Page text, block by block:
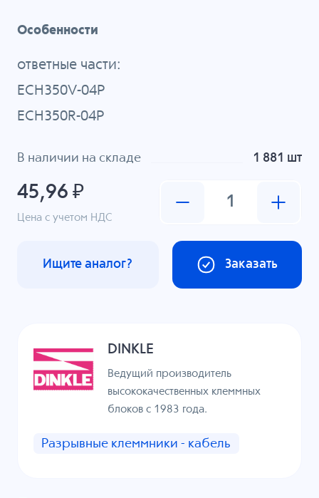
Особенности
ответные части:
ECH350V-04P
ECH350R-04P
В наличии на складе 1 881 шт
45,96 ₽
Цена с учетом НДС
Заказать
Ищите аналог?
DINKLE
Ведущий производитель
высококачественных клеммных
блоков с 1983 года.
Разрывные клеммники - кабель